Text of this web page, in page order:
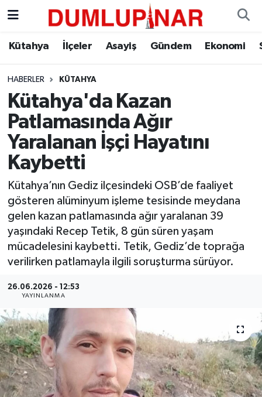
Kütahya İlçeler Asayiş Gündem Ekonomi
HABERLER KÜTAHYA
Kütahya'da Kazan
Patlamasında Ağır
Yaralanan İşçi Hayatını
Kaybetti
Kütahya’nın Gediz ilçesindeki OSB’de faaliyet
gösteren alüminyum işleme tesisinde meydana
gelen kazan patlamasında ağır yaralanan 39
yaşındaki Recep Tetik, 8 gün süren yaşam
mücadelesini kaybetti. Tetik, Gediz’de toprağa
verilirken patlamayla ilgili soruşturma sürüyor.
26.06.2026 - 12:53
YAYINLANMA
Asayiş
Diğer
Dünya
Eğitim
Ekonomi
Eleman
Gündem
Haber
Haber İlanlar
Kültür-Sanat
Magazin
Kütahya Hava Durumu
Kütahya Trafik Yoğunluk Haritası
Süper Lig Puan Durumu ve Fikstür
Tüm Manşetler
Son Dakika Haberleri
Haber Arşivi